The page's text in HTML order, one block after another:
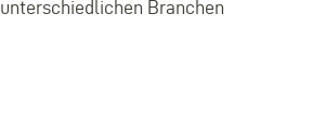
Branchen